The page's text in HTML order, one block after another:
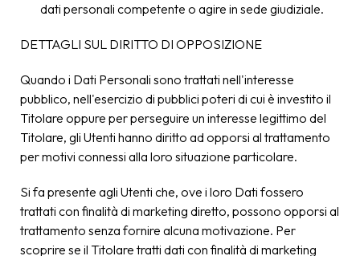
dati personali competente o agire in sede giudiziale.
DETTAGLI SUL DIRITTO DI OPPOSIZIONE
Quando i Dati Personali sono trattati nell'interesse
pubblico, nell'esercizio di pubblici poteri di cui è investito il
Titolare oppure per perseguire un interesse legittimo del
Titolare, gli Utenti hanno diritto ad opporsi al trattamento
per motivi connessi alla loro situazione particolare.
Si fa presente agli Utenti che, ove i loro Dati fossero
trattati con finalità di marketing diretto, possono opporsi al
trattamento senza fornire alcuna motivazione. Per
scoprire se il Titolare tratti dati con finalità di marketing